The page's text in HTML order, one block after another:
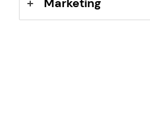
Mehr erfahren
Marketing